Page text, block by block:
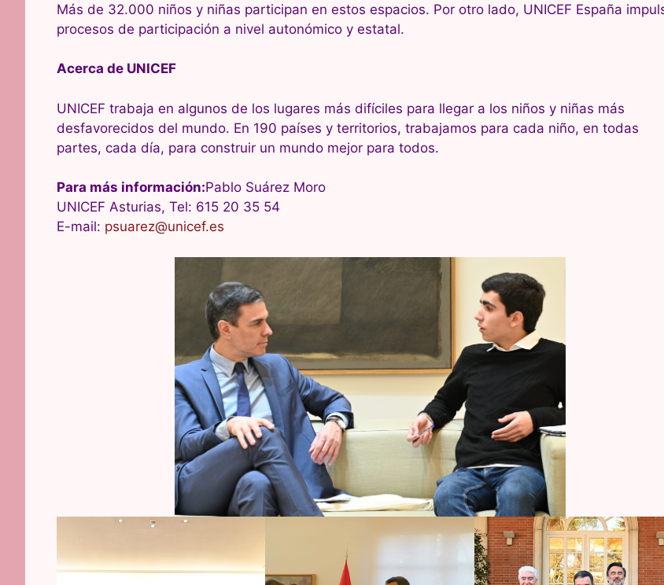
Más de 32.000 niños y niñas participan en estos espacios. Por otro lado, UNICEF España
procesos de participación a nivel autonómico y estatal.
Acerca de UNICEF
UNICEF trabaja en algunos de los lugares más difíciles para llegar a los niños y niñas más
desfavorecidos del mundo. En 190 países y territorios, trabajamos para cada niño, en todas
partes, cada día, para construir un mundo mejor para todos.
Para más información:Pablo Suárez Moro
UNICEF Asturias, Tel: 615 20 35 54
E-mail: psuarez@unicef.es